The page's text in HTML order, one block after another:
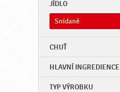
Deutsch
JÍDLO
Snídaně
CHUŤ
HLAVNÍ INGREDIENCE
TYP VÝROBKU